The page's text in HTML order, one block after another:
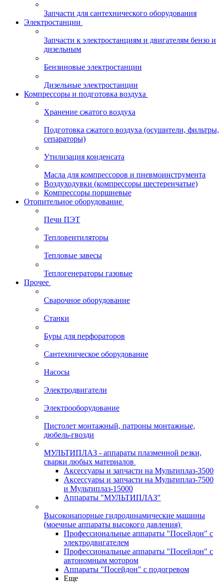
Запчасти для сантехнического оборудования
Электростанции
Запчасти к электростанциям и двигателям бензо и
дизельным
Бензиновые электростанции
Дизельные электростанции
Компрессоры и подготовка воздуха
Хранение сжатого воздуха
Подготовка сжатого воздуха (осушители, фильтры,
сепараторы)
Утилизация конденсата
Масла для компрессоров и пневмоинструмента
Воздуходувки (компрессоры шестеренчатые)
Компрессоры поршневые
Отопительное оборудование
Печи ПЭТ
Тепловентиляторы
Тепловые завесы
Теплогенераторы газовые
Прочее
Сварочное оборудование
Станки
Буры для перфораторов
Сантехническое оборудование
Насосы
Электродвигатели
Электрооборудование
Пистолет монтажный, патроны монтажные,
дюбель-гвозди
МУЛЬТИПЛАЗ - аппараты плазменной резки,
сварки любых материалов
Аксессуары и запчасти на Мультиплаз-3500
Аксессуары и запчасти на Мультиплаз-7500
и Мультиплаз-15000
Аппараты "МУЛЬТИПЛАЗ"
Высоконапорные гидродинамические машины
(моечные аппараты высокого давления)
Профессиональные аппараты "Посейдон" с
электродвигателем
Профессиональные аппараты "Посейдон" с
автономным мотором
Аппараты "Посейдон" с подогревом
Еще